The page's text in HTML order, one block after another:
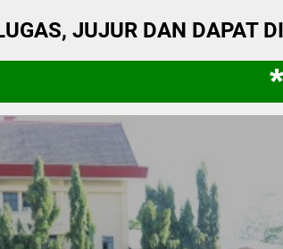
JUJUR DAN DAPAT